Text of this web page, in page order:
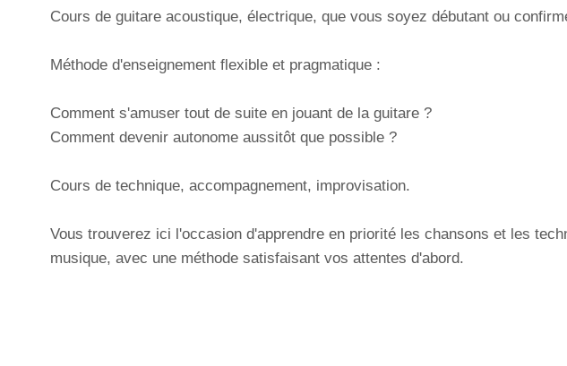
Cours de guitare acoustique, électrique, que vous soyez débutant ou
Méthode d'enseignement flexible et pragmatique :
Comment s'amuser tout de suite en jouant de la guitare ?
Comment devenir autonome aussitôt que possible ?
Cours de technique, accompagnement, improvisation.
Vous trouverez ici l'occasion d'apprendre en priorité les chansons et les
musique, avec une méthode satisfaisant vos attentes d'abord.